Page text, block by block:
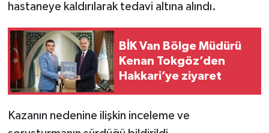
hastaneye kaldırılarak tedavi altına alındı.
BİK Van Bölge Müdürü
Kenan Tokgöz’den
Hakkari’ye ziyaret
Kazanın nedenine ilişkin inceleme ve